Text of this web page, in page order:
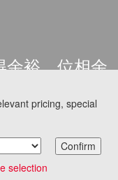
余裕、位相余
ロスコープを用い
位相補償回路のパラメータ
ど不安定になる事があり
余裕が十分でない事もあ
pricing, special
Confirm
selection